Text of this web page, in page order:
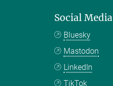
Social Media
Bluesky
Mastodon
LinkedIn
TikTok